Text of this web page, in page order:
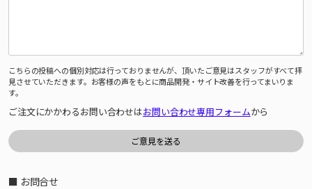
こちらの投稿への個別対応は行っておりませんが、頂いたご意見はスタッフがすべて拝
見させていただきます。お客様の声をもとに商品開発・サイト改善を行ってまいりま
す。
ご注文にかかわるお問い合わせはお問い合わせ専用フォームから
■ お問合せ